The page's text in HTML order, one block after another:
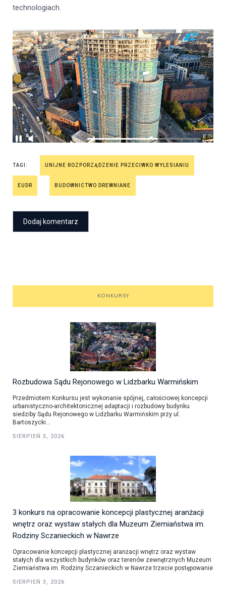
technologiach.
TAGI: UNIJNE ROZPORZĄDZENIE PRZECIWKO WYLESIANIU
EUDR BUDOWNICTWO DREWNIANE
KONKURSY
Rozbudowa Sądu Rejonowego w Lidzbarku Warmińskim
Przedmiotem Konkursu jest wykonanie spójnej, całościowej koncepcji
urbanistyczno-architektonicznej adaptacji i rozbudowy budynku
siedziby Sądu Rejonowego w Lidzbarku Warmińskim przy ul.
Bartoszycki...
SIERPIEŃ 3, 2026
3 konkurs na opracowanie koncepcji plastycznej aranżacji
wnętrz oraz wystaw stałych dla Muzeum Ziemiaństwa im.
Rodziny Sczanieckich w Nawrze
Opracowanie koncepcji plastycznej aranżacji wnętrz oraz wystaw
stałych dla wszystkich budynków oraz terenów zewnętrznych Muzeum
Ziemiaństwa im. Rodziny Sczanieckich w Nawrze trzecie postępowanie
SIERPIEŃ 3, 2026